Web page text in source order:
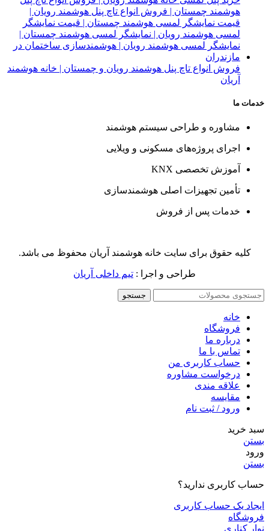
فروش انواع تاچ پنل هوشمند رویان و چمستان | خانه هوشمند
آریان
خدمات ما
مشاوره و طراحی سیستم هوشمند
اجرای پروژه‌های مسکونی و ویلایی
آموزش تخصصی KNX
تأمین تجهیزات اصلی هوشمندسازی
خدمات پس از فروش
کلیه حقوق برای سایت خانه هوشمند آریان محفوظ می باشد.
طراحی و اجرا : تیم داخلی آریان
جستجو
خانه
فروشگاه
درباره ما
تماس با ما
حساب کاربری من
درخواست مشاوره
علاقه مندی
مقايسه
ورود / ثبت نام
سبد خرید
بستن
ورود
بستن
حساب کاربری ندارید؟
ایجاد یک حساب کاربری
فروشگاه
نوار کناری